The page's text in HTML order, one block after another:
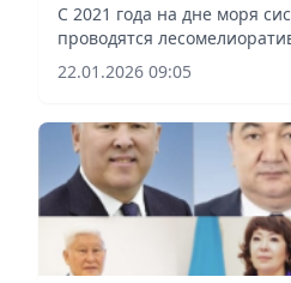
С 2021 года на дне моря
проводятся
стабилизации
сообщает Vecher.kz.
22.01.2026 09:05